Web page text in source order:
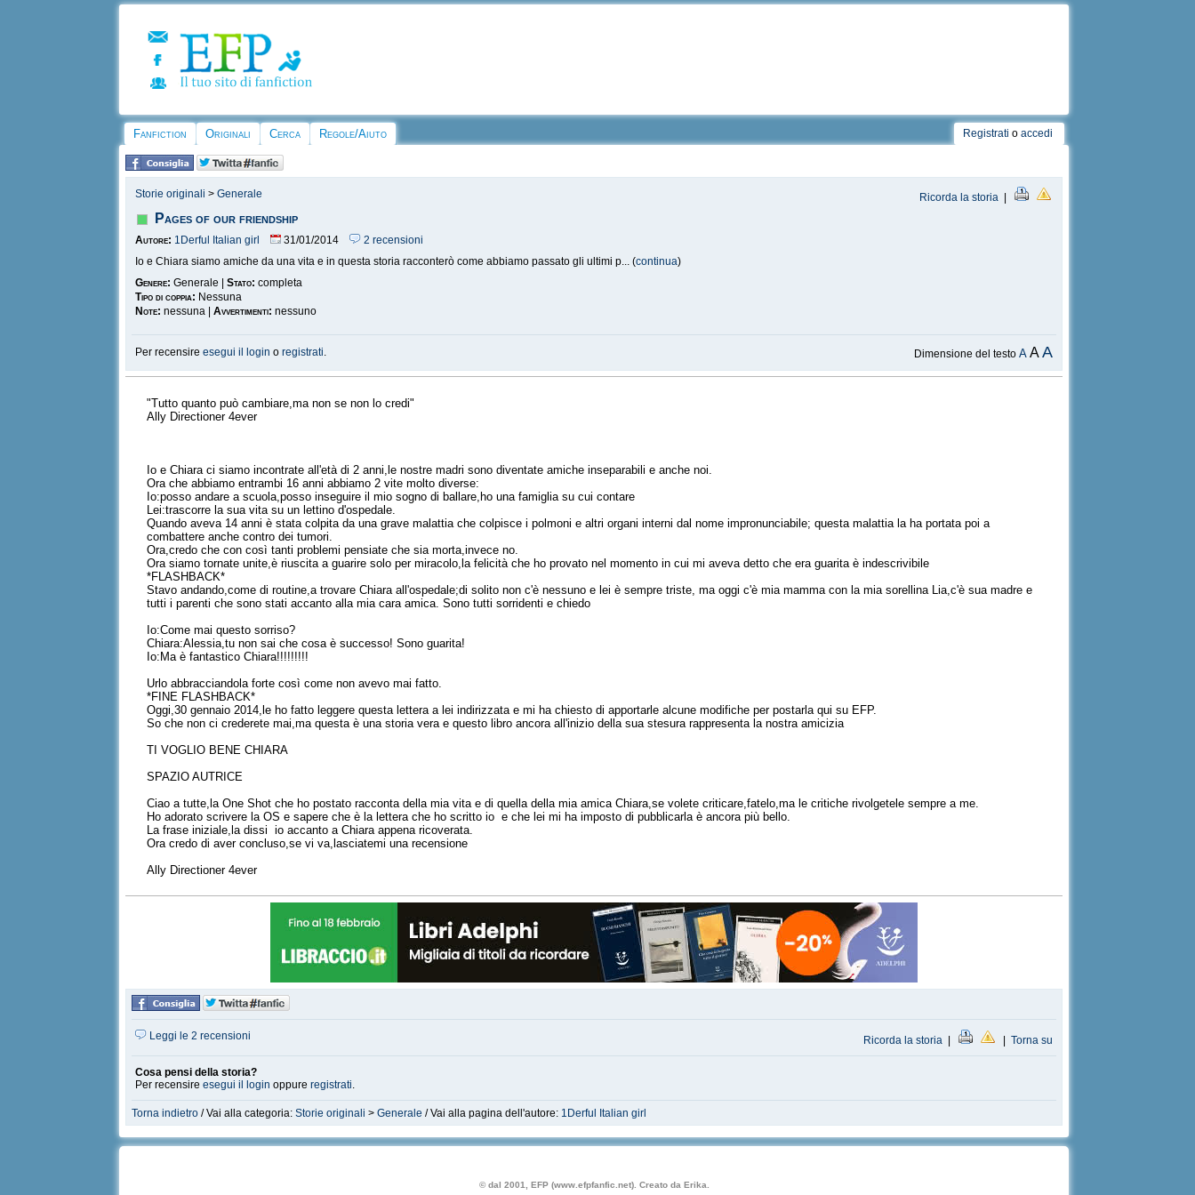
Fanfiction Originali Cerca Regole/Aiuto Registrati o accedi
Storie originali >Generale Ricorda la storia |
Pages of our friendship
Autore: 1Derful Italian girl 31/01/2014
2 recensioni
Io e Chiara siamo amiche da una vita e in questa storia racconterò come abbiamo passato gli ultimi p... (continua)
Genere: Generale |Stato: completa
Tipo di coppia: Nessuna
Note: nessuna |Avvertimenti: nessuno
Per recensireesegui il login oregistrati. Dimensione del testoA AA
"Tutto quanto può cambiare,ma non se non lo credi"
Ally Directioner 4ever
Io e Chiara ci siamo incontrate all'età di 2 anni,le nostre madri sono diventate amiche inseparabili e anche noi.
Ora che abbiamo entrambi 16 anni abbiamo 2 vite molto diverse:
Io:posso andare a scuola,posso inseguire il mio sogno di ballare,ho una famiglia su cui contare
Lei:trascorre la sua vita su un lettino d'ospedale.
Quando aveva 14 anni è stata colpita da una grave malattia che colpisce i polmoni e altri organi interni dal nome impronunciabile; questa malattia la ha portata poi a
combattere anche contro dei tumori.
Ora,credo che con così tanti problemi pensiate che sia morta,invece no.
Ora siamo tornate unite,è riuscita a guarire solo per miracolo,la felicità che ho provato nel momento in cui mi aveva detto che era guarita è indescrivibile
*FLASHBACK*
Stavo andando,come di routine,a trovare Chiara all'ospedale;di solito non c'è nessuno e lei è sempre triste, ma oggi c'è mia mamma con la mia sorellina Lia,c'è sua madre e
tutti i parenti che sono stati accanto alla mia cara amica. Sono tutti sorridenti e chiedo
Io:Come mai questo sorriso?
Chiara:Alessia,tu non sai che cosa è successo! Sono guarita!
Io:Ma è fantastico Chiara!!!!!!!!!
Urlo abbracciandola forte così come non avevo mai fatto.
*FINE FLASHBACK*
Oggi,30 gennaio 2014,le ho fatto leggere questa lettera a lei indirizzata e mi ha chiesto di apportarle alcune modifiche per postarla qui su EFP.
So che non ci crederete mai,ma questa è una storia vera e questo libro ancora all'inizio della sua stesura rappresenta la nostra amicizia
TI VOGLIO BENE CHIARA
SPAZIO AUTRICE
Ciao a tutte,la One Shot che ho postato racconta della mia vita e di quella della mia amica Chiara,se volete criticare,fatelo,ma le critiche rivolgetele sempre a me.
Ho adorato scrivere la OS e sapere che è la lettera che ho scritto io e che lei mi ha imposto di pubblicarla è ancora più bello.
La frase iniziale,la dissi io accanto a Chiara appena ricoverata.
Ora credo di aver concluso,se vi va,lasciatemi una recensione
Ally Directioner 4ever
Leggi le 2 recensioni Ricorda la storia | |Torna su
Cosa pensi della storia?
Per recensireesegui il login oppureregistrati.
Torna indietro / Vai alla categoria:Storie originali >Generale / Vai alla pagina dell'autore: 1Derful Italian girl
© dal 2001, EFP (www.efpfanfic.net). Creato da Erika.